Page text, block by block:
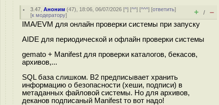
3.47 ,Аноним (47), 18:06, 06/07/2026 [^] [^^] [^^^] [ответить]
[к модератору] + / –
IMA/EVM для онлайн проверки системы при запуску
AIDE для периодической и офлайн проверки системы
gemato + Manifest для проверки каталогов, бекасов,
архивов,...
SQL база слишком. B2 предписывает хранить
информацию о безопасности (хеши, подписи) в
метаданных файловой системы. Но для архивов,
деканов подписаный Manifest то вот надо!